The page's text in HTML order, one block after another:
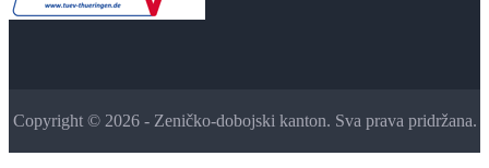
Copyright © 2026 - Zeničko-dobojski kanton. Sva prava pridržana.